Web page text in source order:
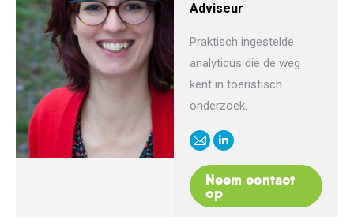
Adviseur
Praktisch ingestelde
analyticus die de weg
kent in toeristisch
onderzoek.
E-
mail
Linkedin
Neem contact
op